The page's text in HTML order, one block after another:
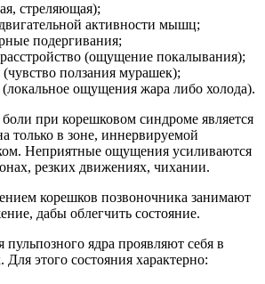
стреляющая);
активности мышц;
подергивания;
(ощущение покалывания);
ползания мурашек);
ощущения жара либо холода).
при корешковом синдроме является
только в зоне, иннервируемой
Неприятные ощущения усиливаются
резких движениях, чихании.
корешков позвоночника занимают
дабы облегчить состояние.
ядра проявляют себя в
этого состояния характерно: